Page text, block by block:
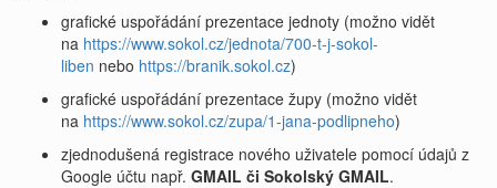
grafické uspořádání prezentace jednoty (možno vidět
na https://www.sokol.cz/jednota/700-t-j-sokol-
liben nebo https://branik.sokol.cz)
grafické uspořádání prezentace župy (možno vidět
na https://www.sokol.cz/zupa/1-jana-podlipneho)
zjednodušená registrace nového uživatele pomocí údajů z
Google účtu např. GMAIL či Sokolský GMAIL.